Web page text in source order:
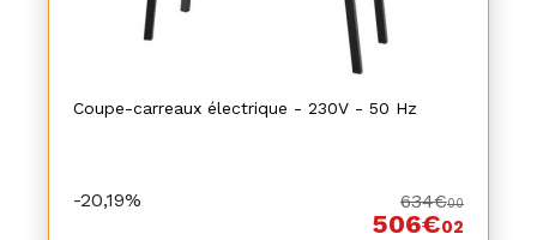
Coupe-carreaux électrique - 230V - 50 Hz
-20,19% 634€00
506€02